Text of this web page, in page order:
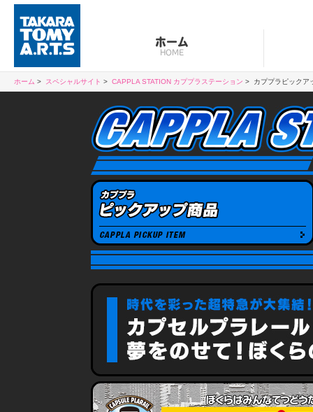
ホーム
HOME
ホーム スペシャルサイト CAPPLA STATION カププラステーション カププラピックア